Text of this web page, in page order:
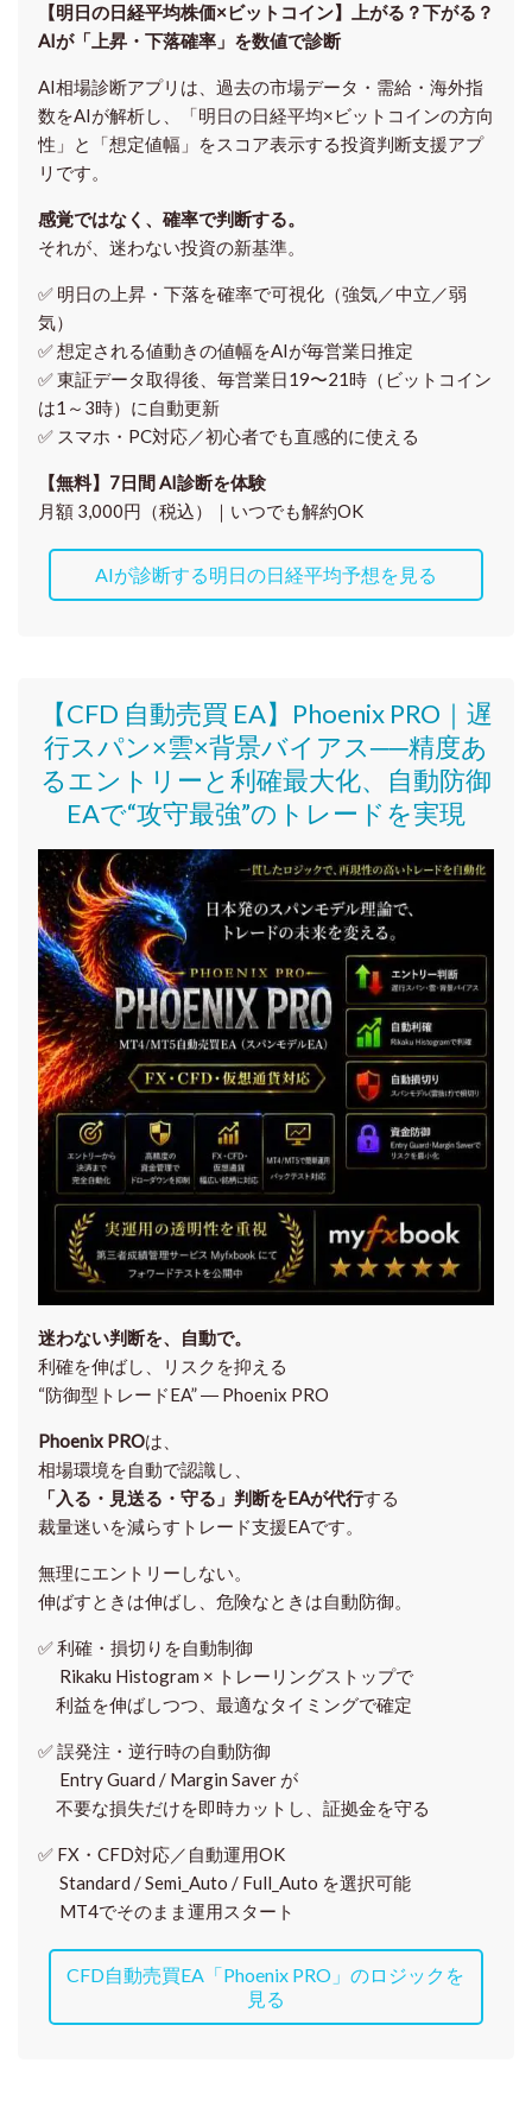
【明日の⽇経平均株価×ビットコイン】上がる？下がる？
AIが「上昇・下落確率」を数値で診断
AI相場診断アプリは、過去の市場データ・需給・海外指
数をAIが解析し、「明日の日経平均×ビットコインの方向
性」と「想定値幅」をスコア表示する投資判断支援アプ
リです。
感覚ではなく、確率で判断する。
それが、迷わない投資の新基準。
✅ 明日の上昇・下落を確率で可視化（強気／中立／弱
気）
✅ 想定される値動きの値幅をAIが毎営業日推定
✅ 東証データ取得後、 毎営業日19〜21時（ビットコイン
は1～3時）に自動更新
✅ スマホ・PC対応／初心者でも直感的に使える
【無料】7日間 AI診断を体験
月額 3,000円（税込）｜いつでも解約OK
AIが診断する明日の日経平均予想を見る
【CFD 自動売買 EA】Phoenix PRO｜遅
行スパン×雲×背景バイアス──精度あ
るエントリーと利確最大化、自動防御
EAで“攻守最強”のトレードを実現
迷わない判断を、自動で。
利確を伸ばし、リスクを抑える
“防御型トレードEA” ― Phoenix PRO
Phoenix PROは、
相場環境を自動で認識し、
「入る・見送る・守る」判断をEAが代行する
裁量迷いを減らすトレード支援EAです。
無理にエントリーしない。
伸ばすときは伸ばし、危険なときは自動防御。
✅利確・損切りを自動制御
Rikaku Histogram × トレーリングストップで
利益を伸ばしつつ、最適なタイミングで確定
✅誤発注・逆行時の自動防御
Entry Guard / Margin Saver が
不要な損失だけを即時カットし、証拠金を守る
✅ FX・CFD対応／自動運用OK
Standard / Semi_Auto / Full_Auto を選択可能
MT4でそのまま運用スタート
CFD自動売買EA「Phoenix PRO」のロジックを
見る